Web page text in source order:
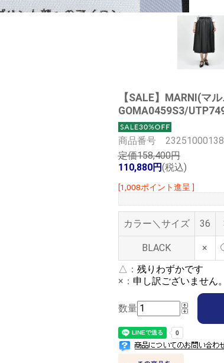
【SALE】
MARNI(マ
GOMA0459S3/
商品番号 23251000138
定価158,400円
110,880円(税込)
[1,008ポイント進呈 ]
カラー＼サイズ 36
BLACK ×
△： 残りわずかです
×： 申し訳ございません
数量